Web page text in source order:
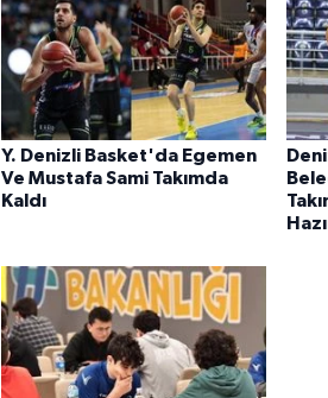
Y. Denizli Basket'da Egemen
Ve Mustafa Sami Takımda
Kaldı